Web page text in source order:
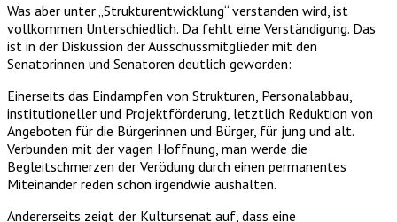
Was aber unter „Strukturentwicklung“ verstanden wird, ist
vollkommen Unterschiedlich. Da fehlt eine Verständigung. Das
ist in der Diskussion der Ausschussmitglieder mit den
Senatorinnen und Senatoren deutlich geworden:
Einerseits das Eindampfen von Strukturen, Personalabbau,
institutioneller und Projektförderung, letztlich Reduktion von
Angeboten für die Bürgerinnen und Bürger, für jung und alt.
Verbunden mit der vagen Hoffnung, man werde die
Begleitschmerzen der Verödung durch einen permanentes
Miteinander reden schon irgendwie aushalten.
Andererseits zeigt der Kultursenat auf, dass eine